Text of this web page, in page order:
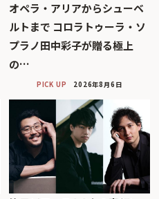
オペラ・アリアからシューベ
ルトまで コロラトゥーラ・ソ
プラノ田中彩子が贈る極上
の…
PICK UP 2026年8月6日